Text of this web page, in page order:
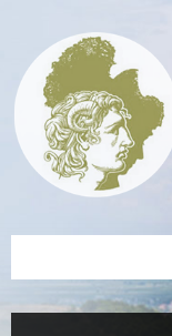
content
sidebar
sidebar
footer